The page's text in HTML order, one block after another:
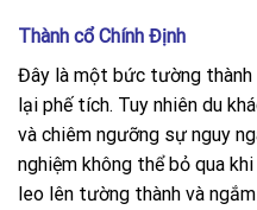
Thành cổ Chính Định
Đây là một bức tường thành
lại phế tích. Tuy nhiên du
và chiêm ngưỡng sự nguy
nghiệm không thể bỏ qua
leo lên tường thành và